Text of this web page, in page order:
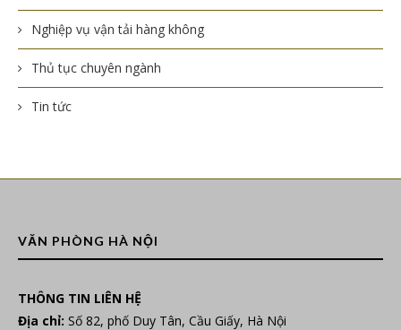
Nghiệp vụ vận tải hàng không
Thủ tục chuyên ngành
Tin tức
VĂN PHÒNG HÀ NỘI
THÔNG TIN LIÊN HỆ
Địa chỉ: Số 82, phố Duy Tân, Cầu Giấy, Hà Nội